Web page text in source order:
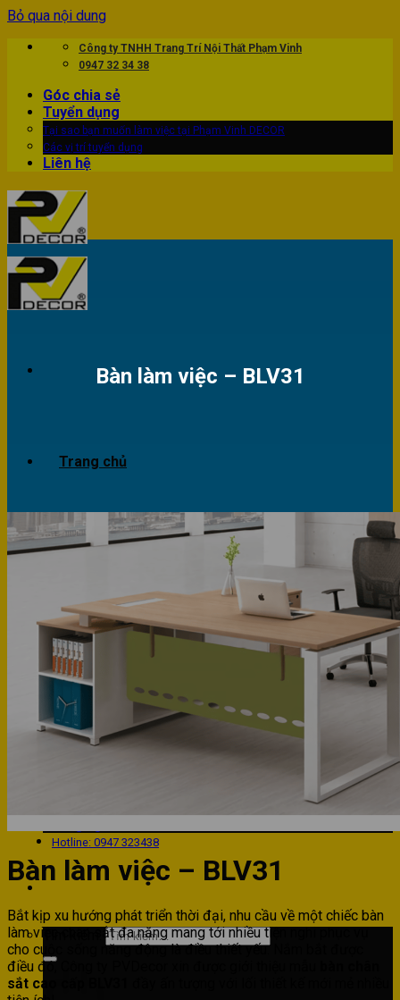
Bỏ qua nội dung
Công ty TNHH Trang Trí Nội Thất Phạm Vinh
0947 32 34 38
Góc chia sẻ
Tuyển dụng
Tại sao bạn muốn làm việc tại Phạm Vinh DECOR
Các vị trí tuyển dụng
Liên hệ
Trang chủ
Giới thiệu
Dự án
Công trình văn phòng
Công trình nhà ở
Sản phẩm
Hotline: 0947 323438
Bàn làm việc – BLV31
Bàn làm việc – BLV31
Bắt kịp xu hướng phát triển thời đại, nhu cầu về một chiếc bàn
làm việc chân sắt đa năng mang tới nhiều tiện nghi phục vụ
cho cuộc sống năng động là điều thiết yếu. Nắm bắt được
điều đó, Công ty PVDecor xin được giới thiệu mẫu
sắt cao cấp BLV31